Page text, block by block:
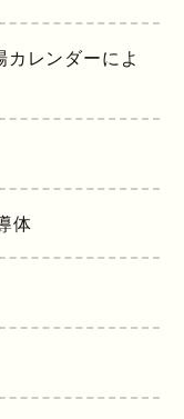
カレンダーによ
体